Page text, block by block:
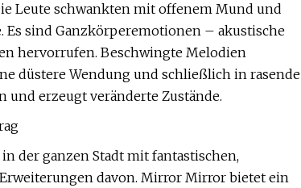
Leute schwankten mit offenem Mund und
sind Ganzkörperemotionen – akustische
hervorrufen. Beschwingte Melodien
düstere Wendung und schließlich in rasende
erzeugt veränderte Zustände.
der ganzen Stadt mit fantastischen,
davon. Mirror Mirror bietet ein